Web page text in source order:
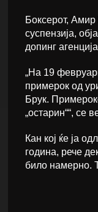
Боксерот,
суспензија,
допинг
„На 19
примерок од
Брук.
„остарин““, се
Кан кој ќе ја
година, рече
било намерно.